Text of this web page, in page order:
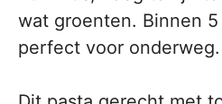
wat groenten. Binnen
perfect voor onderweg.